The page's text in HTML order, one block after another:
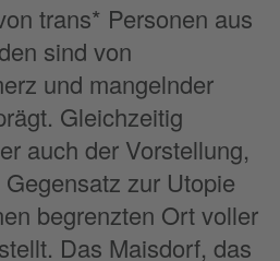
trans* Personen aus
sind von
und mangelnder
Gleichzeitig
auch der Vorstellung,
zur Utopie
begrenzten Ort voller
Das Maisdorf, das